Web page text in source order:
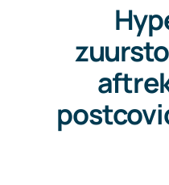
Wat
Mijn NBC